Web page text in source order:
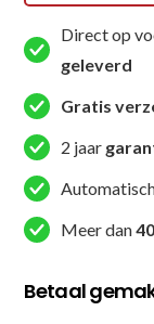
Direct op
geleverd
Gratis
2 jaar
Meer dan
Betaal